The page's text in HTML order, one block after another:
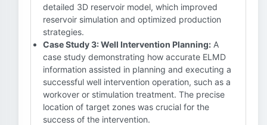
detailed 3D reservoir model, which improved
reservoir simulation and optimized production
strategies.
Case Study 3: Well Intervention Planning: A
case study demonstrating how accurate ELMD
information assisted in planning and executing a
successful well intervention operation, such as a
workover or stimulation treatment. The precise
location of target zones was crucial for the
success of the intervention.